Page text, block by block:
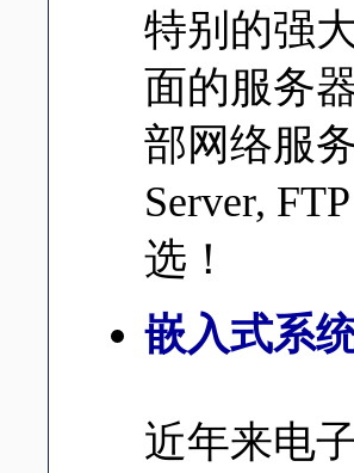
特别的强
面的服务
部网络服
Server,
选！
嵌入式系
近年来电